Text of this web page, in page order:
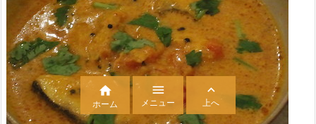

ホーム

メニュー

上へ